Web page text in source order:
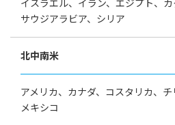
サウジアラビア、 シリア
北中南米
アメリカ、 カナダ、 コスタリカ、 チ
メキシコ